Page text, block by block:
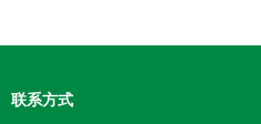
联系方式